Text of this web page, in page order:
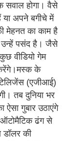
सवाल होगा। वैसे
अपने बगीचे में
मेहनत का काम है
उन्हें पसंद है। जैसे
वीडियो गेम
के
(एजीआई)
तब दुनिया भर
ऐसा गुबार उठाएंगे
ऑटोमैटिक ढंग से
डॉलर की